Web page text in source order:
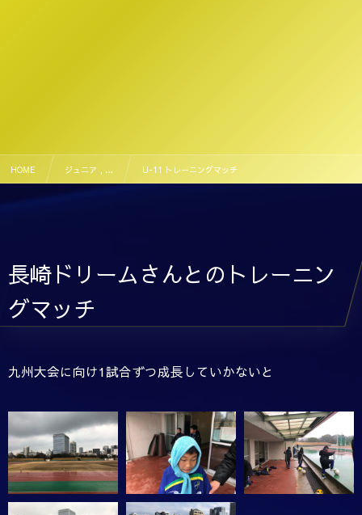
HOME ジュニア , … U-11 トレーニングマッチ
長崎ドリームさんとのトレーニン
グマッチ
九州大会に向け1試合ずつ成長していかないと